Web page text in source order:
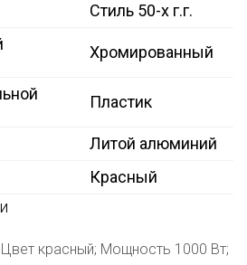
Стиль 50-х г.г.
Хромированный
Пластик
Литой алюминий
Красный
красный; Мощность 1000 Вт;